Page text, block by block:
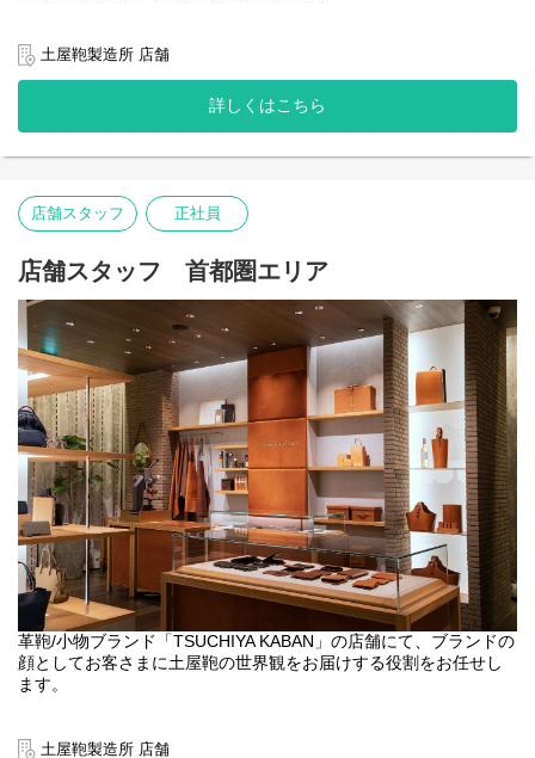
最大化を図りながらお客様に寄り添ったサービス提供をお任せし
ます。ただ「鞄」を売るのではなく、誰かの人生にそっと寄り添
う存在をお選びいただく、お手伝いをする。さまざまな価値観を
持つ方へ、土屋鞄のこだわりを伝えていく仕事です。
【配属ブランド】
『土屋鞄のランドセル』https://tsuchiya-randoseru.jp/
『grirose』 https://grirose.jp/
【業務内容】
●接客・販売 ・製品メンテナンス
●店内ディスプレイ/VMD業務
●在庫管理
●その他店舗運営関連業務全般
【キャリアパス（一例）】
●マネジメント： 店長やSV（複数店舗の統括）として店舗のマネ
ジメントに関わるキャリア
●スペシャリスト： 接客のスペシャリストとして人材育成などを
担うキャリア
●店舗でのご経験を活かして企画やVMDなど他部門へのキャリアチ
ェンジ（異動実績あり）
【土屋鞄の特徴】
当社はセールを行いません。長く愛していただける製品だからこ
そ、1年を通して適正な価値でお届けしています。 また自社で一貫
して製造～販売まで行うSPA企業のため、その価値を自分たちで設
定できるのも強みです。今後は世界に広がるプレミアムブランド
として、日本のものづくりを伝えるべく海外展開を行っていきま
【勤務地について】
土屋鞄製造所 店舗
詳しくはこちら
店舗スタッフ 正社員
店舗スタッフ 首都圏エリア
革鞄/小物ブランド「TSUCHIYA KABAN」の店舗にて、ブランドの
顔としてお客さまに土屋鞄の世界観をお届けする役割をお任せし
ます。
●接客・販売
土屋鞄製造所 店舗